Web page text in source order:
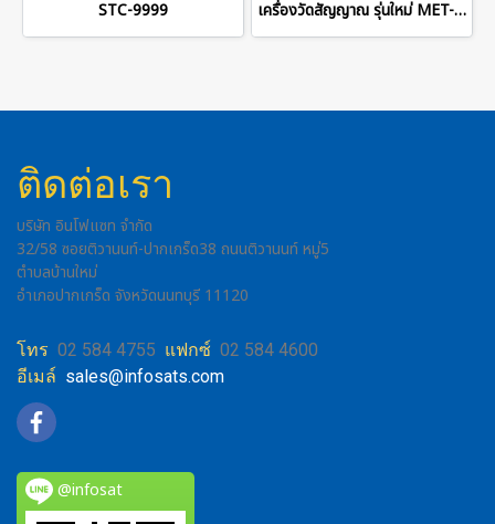
STC-9999 เครื่องวัดสัญญาณ รุ่นใหม่ MET-S750
ติดต่อเรา
บริษัท อินโฟแซท จำกัด
32/58 ซอยติวานนท์-ปากเกร็ด38 ถนนติวานนท์ หมู่5
ตำบลบ้านใหม่
อำเภอปากเกร็ด จังหวัดนนทบุรี 11120
โทร 02 584 4755 แฟกซ์ 02 584 4600
อีเมล์ sales@infosats.com
@infosat